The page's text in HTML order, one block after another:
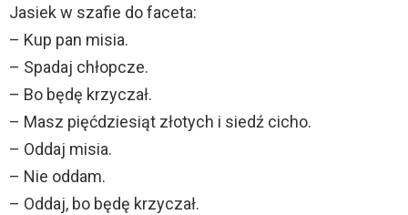
Jasiek w szafie do faceta:
– Kup pan misia.
– Spadaj chłopcze.
– Bo będę krzyczał.
– Masz pięćdziesiąt złotych i siedź cicho.
– Oddaj misia.
– Nie oddam.
– Oddaj, bo będę krzyczał.